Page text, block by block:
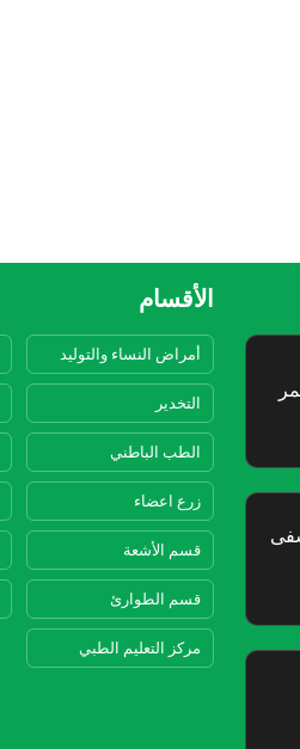
الأقسام
أمراض النساء والتوليد
التخدير
الطب الباطني
زرع اعضاء
قسم الأشعة
قسم الطوارئ
مركز التعليم الطبي